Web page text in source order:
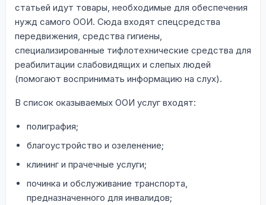
статьей идут товары, необходимые для обеспечения
нужд самого ООИ. Сюда входят спецсредства
передвижения, средства гигиены,
специализированные тифлотехнические средства для
реабилитации слабовидящих и слепых людей
(помогают воспринимать информацию на слух).
В список оказываемых ООИ услуг входят:
полиграфия;
благоустройство и озеленение;
клининг и прачечные услуги;
починка и обслуживание транспорта,
предназначенного для инвалидов;